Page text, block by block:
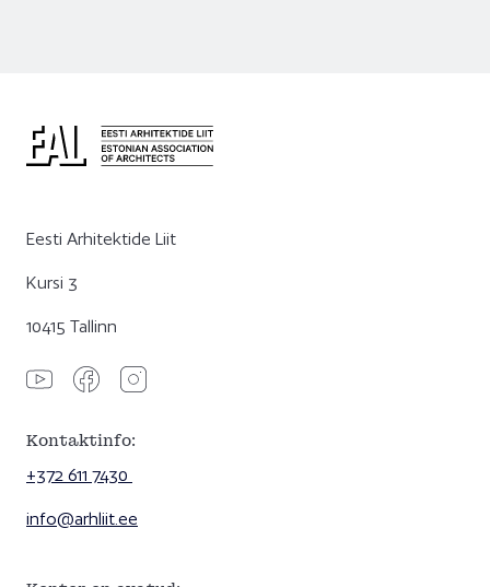
Eesti Arhitektide Liit
Kursi 3
10415 Tallinn
Kontaktinfo:
+372 611 7430
info@arhliit.ee